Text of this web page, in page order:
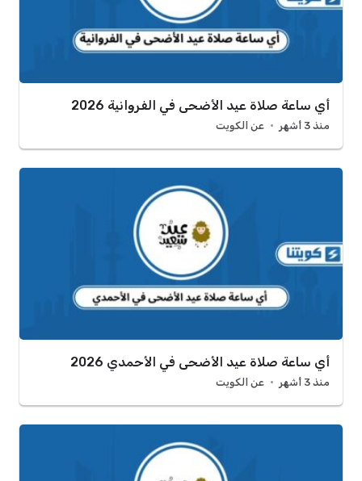
أي ساعة صلاة عيد الأضحى في الفروانية 2026
منذ 3 أشهر عن الكويت
أي ساعة صلاة عيد الأضحى في الأحمدي 2026
منذ 3 أشهر عن الكويت